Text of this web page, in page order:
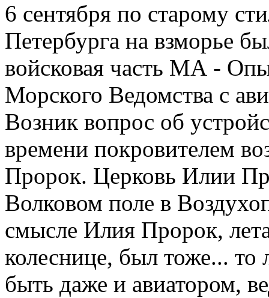
6 сентября по старому
Петербурга на взморье
войсковая часть МА -
Морского Ведомства с
Возник вопрос об
времени покровителем
Пророк. Церковь Илии
Волковом поле в
смысле Илия Пророк,
колеснице, был тоже... то
быть даже и авиатором,